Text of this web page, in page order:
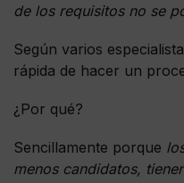
de los requisitos no se
Según varios
rápida de hacer un
¿Por qué?
Sencillamente porque
menos candidatos,